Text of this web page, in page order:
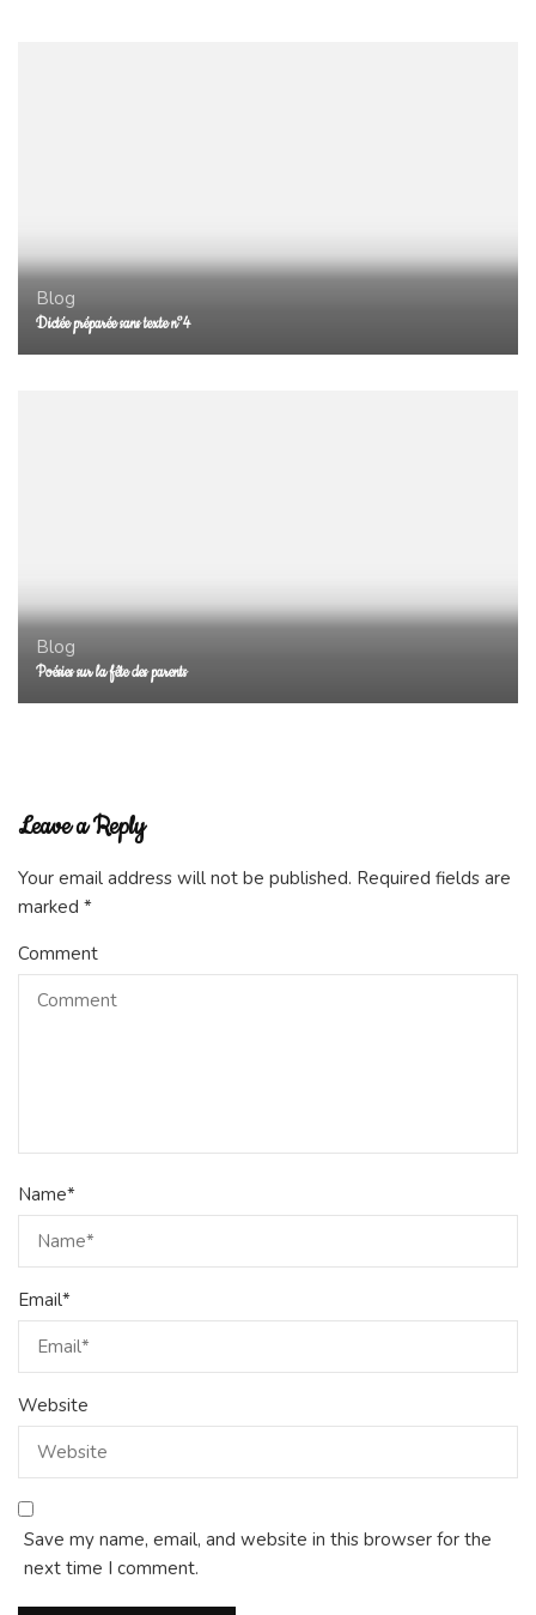
Blog
Dictée préparée sans texte n°4
Blog
Poésies sur la fête des parents
Leave a Reply
Your email address will not be published. Required fields are
marked *
Comment
Name*
Email*
Website
Save my name, email, and website in this browser for the
next time I comment.